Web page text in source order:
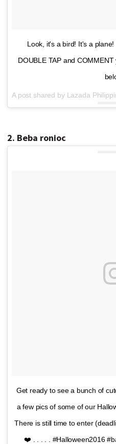
Look, it's a bird! It's a
DOUBLE TAP and
2. Beba ronioc
Get ready to see a bunch of
a few pics of some of our
There is still time to enter
❤️ . . . . . #Halloween2016